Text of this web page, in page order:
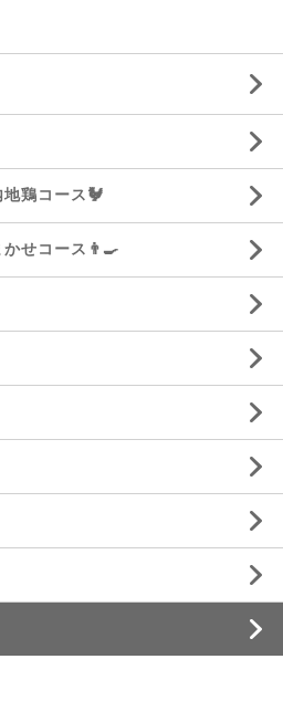
鶏コース🐓
せコース👨‍🍳